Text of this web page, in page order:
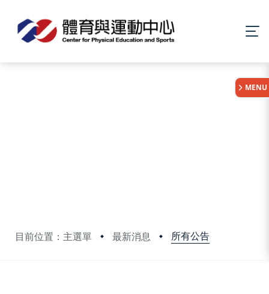
目前位置：主選單 最新消息 所有公告
MENU